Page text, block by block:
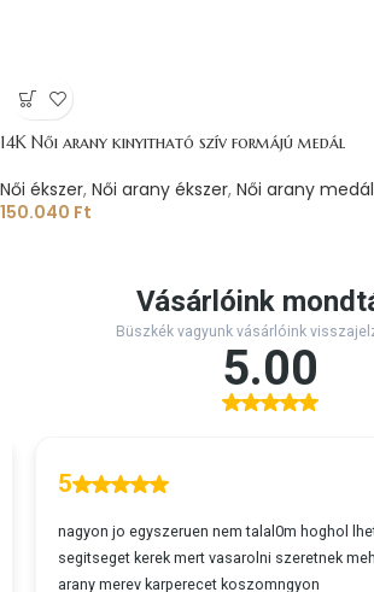
14K Női arany kinyitható szív formájú medál
Női ékszer, Női arany ékszer, Női arany medál
150.040 Ft